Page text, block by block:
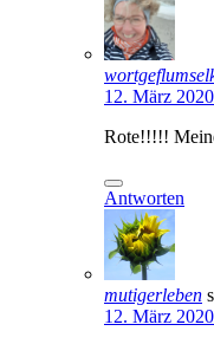
12. März
Rote!!!!!
Antworten
mutigerleben
12. März